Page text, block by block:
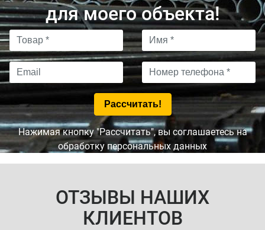
для моего объекта!
Нажимая кнопку "Рассчитать", вы соглашаетесь на
обработку персональных данных
ОТЗЫВЫ НАШИХ
КЛИЕНТОВ